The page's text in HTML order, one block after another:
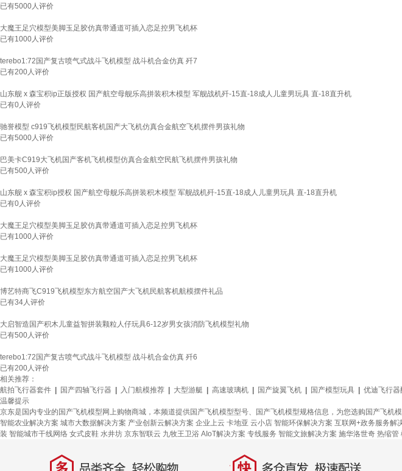
已有5000人评价
大魔王足穴模型美脚玉足胶仿真带通道可插入恋足控男飞机杯
已有1000人评价
terebo1:72国产复古喷气式战斗飞机模型 战斗机合金仿真 歼7
已有200人评价
山东舰 x 森宝积ip正版授权 国产航空母舰乐高拼装积木模型 军舰战机歼-15直-18成人儿童男玩具 直-18直升机
已有0人评价
驰誉模型 c919飞机模型民航客机国产大飞机仿真合金航空飞机摆件男孩礼物
已有5000人评价
巴美卡C919大飞机国产客机飞机模型仿真合金航空民航飞机摆件男孩礼物
已有500人评价
山东舰 x 森宝积ip授权 国产航空母舰乐高拼装积木模型 军舰战机歼-15直-18成人儿童男玩具 直-18直升机
已有0人评价
大魔王足穴模型美脚玉足胶仿真带通道可插入恋足控男飞机杯
已有1000人评价
大魔王足穴模型美脚玉足胶仿真带通道可插入恋足控男飞机杯
已有1000人评价
博艺特商飞C919飞机模型东方航空国产大飞机民航客机航模摆件礼品
已有34人评价
大启智造国产积木儿童益智拼装颗粒人仔玩具6-12岁男女孩消防飞机模型礼物
已有500人评价
terebo1:72国产复古喷气式战斗飞机模型 战斗机合金仿真 歼6
已有200人评价
相关推荐：
航拍飞行器套件
国产四轴飞行器 入门航模推荐 大型游艇 高速玻璃机 国产旋翼飞机 国产模型玩具 优迪飞行器
温馨提示
京东是国内专业的国产飞机模型网上购物商城，本频道提供国产飞机模型型号、国产飞机模型规格信息，为您选购国产飞机
智能农业解决方案 城市大数据解决方案 产业创新云解决方案 企业上云 卡地亚 云小店 智能环保解决方案 互联网+政务服务解
装 智能城市干线网络 女式皮鞋 水井坊 京东智联云 九牧王卫浴 AIoT解决方案 专线服务 智能文旅解决方案 施华洛世奇 热缩管
多 品类齐全，轻松购物 快 多仓直发，极速配送